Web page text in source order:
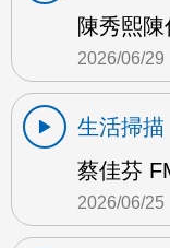
陳秀熙
2026/06/29
生活掃描
蔡佳芬
2026/06/25